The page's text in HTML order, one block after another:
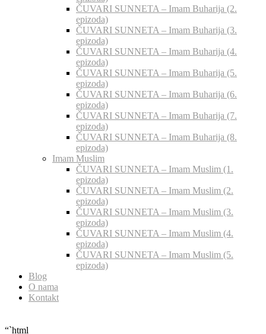
ČUVARI SUNNETA – Imam Buharija (2.
epizoda)
ČUVARI SUNNETA – Imam Buharija (3.
epizoda)
ČUVARI SUNNETA – Imam Buharija (4.
epizoda)
ČUVARI SUNNETA – Imam Buharija (5.
epizoda)
ČUVARI SUNNETA – Imam Buharija (6.
epizoda)
ČUVARI SUNNETA – Imam Buharija (7.
epizoda)
ČUVARI SUNNETA – Imam Buharija (8.
epizoda)
Imam Muslim
ČUVARI SUNNETA – Imam Muslim (1.
epizoda)
ČUVARI SUNNETA – Imam Muslim (2.
epizoda)
ČUVARI SUNNETA – Imam Muslim (3.
epizoda)
ČUVARI SUNNETA – Imam Muslim (4.
epizoda)
ČUVARI SUNNETA – Imam Muslim (5.
epizoda)
Blog
O nama
Kontakt
“`html